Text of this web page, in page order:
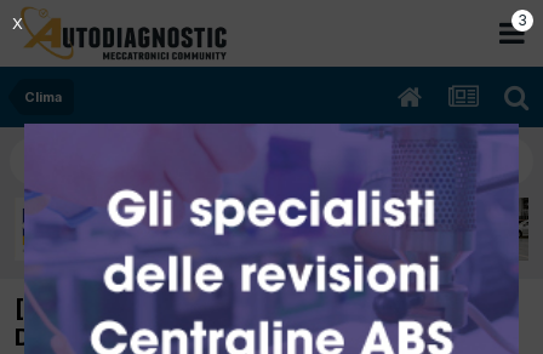
Clima
[volvo v50 04/2009 2000cc d4204t 100Kw
Diesel] perdita gas climatizzatore
2
X